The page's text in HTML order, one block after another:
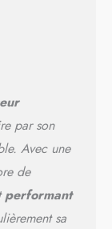
par son
Avec une
de
performant
sa